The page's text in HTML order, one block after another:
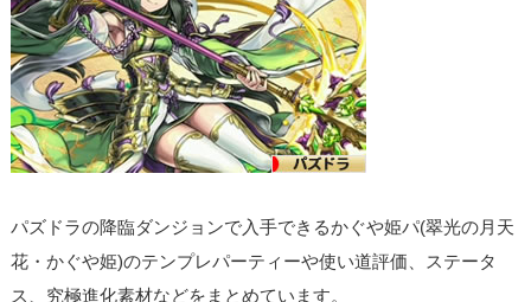
パズドラの降臨ダンジョンで入手できるかぐや姫パ(翠光の月天
花・かぐや姫)のテンプレパーティーや使い道評価、ステータ
ス、究極進化素材などをまとめています。